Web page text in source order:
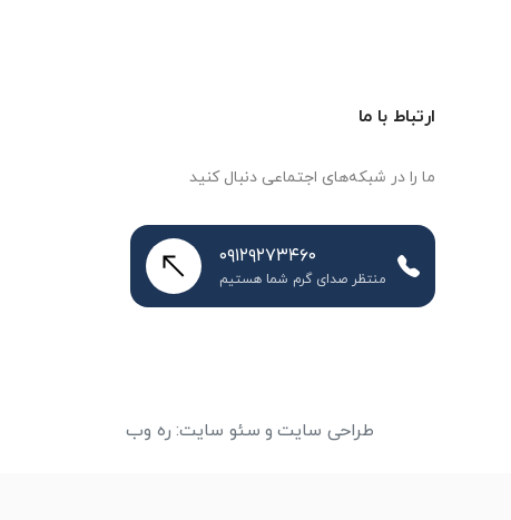
ارتباط با ما
ما را در شبکه‌های اجتماعی دنبال کنید
۰۹۱۲۹۲۷۳۴۶۰
منتظر صدای گرم شما هستیم
طراحی سایت و سئو سایت: ره وب